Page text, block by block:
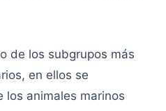
de los subgrupos más
en ellos se
los animales marinos